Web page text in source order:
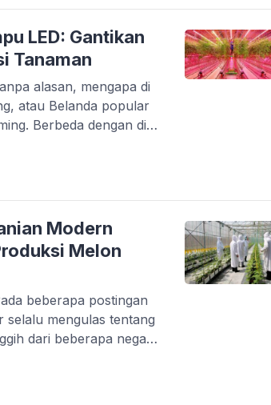
dikenal sebagai
LED: Gantikan
Tanaman
alasan, mengapa di
atau Belanda popular
Berbeda dengan di
jumlah siang
12 jam), di negara
subtropis anda
jauh lebih singkat
Modern
Melon
beberapa postingan
selalu mengulas tentang
dari beberapa negara
saja tentang vertical
dunia di
Atau tentang